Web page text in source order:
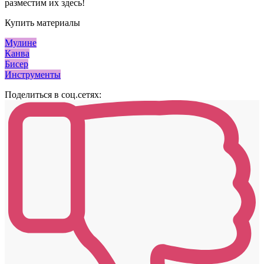
разместим их здесь!
Купить материалы
Мулине
Канва
Бисер
Инструменты
Поделиться в соц.сетях: